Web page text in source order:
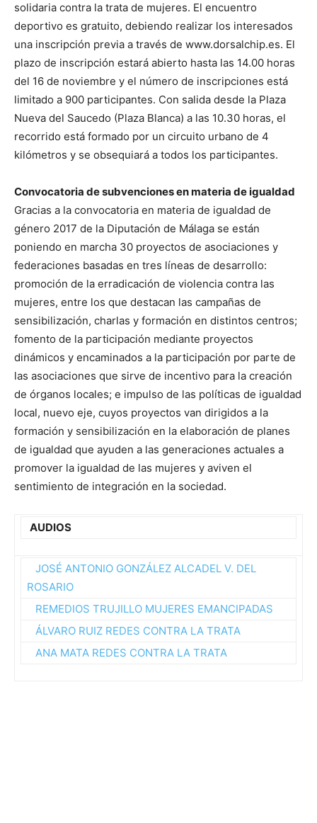
solidaria contra la trata de mujeres. El encuentro
deportivo es gratuito, debiendo realizar los interesados
una inscripción previa a través de www.dorsalchip.es. El
plazo de inscripción estará abierto hasta las 14.00 horas
del 16 de noviembre y el número de inscripciones está
limitado a 900 participantes. Con salida desde la Plaza
Nueva del Saucedo (Plaza Blanca) a las 10.30 horas, el
recorrido está formado por un circuito urbano de 4
kilómetros y se obsequiará a todos los participantes.
Convocatoria de subvenciones en materia de igualdad
Gracias a la convocatoria en materia de igualdad de
género 2017 de la Diputación de Málaga se están
poniendo en marcha 30 proyectos de asociaciones y
federaciones basadas en tres líneas de desarrollo:
promoción de la erradicación de violencia contra las
mujeres, entre los que destacan las campañas de
sensibilización, charlas y formación en distintos centros;
fomento de la participación mediante proyectos
dinámicos y encaminados a la participación por parte de
las asociaciones que sirve de incentivo para la creación
de órganos locales; e impulso de las políticas de igualdad
local, nuevo eje, cuyos proyectos van dirigidos a la
formación y sensibilización en la elaboración de planes
de igualdad que ayuden a las generaciones actuales a
promover la igualdad de las mujeres y aviven el
sentimiento de integración en la sociedad.
AUDIOS
JOSÉ ANTONIO GONZÁLEZ ALCADEL V. DEL
ROSARIO
REMEDIOS TRUJILLO MUJERES EMANCIPADAS
ÁLVARO RUIZ REDES CONTRA LA TRATA
ANA MATA REDES CONTRA LA TRATA